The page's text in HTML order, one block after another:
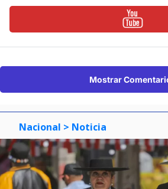
Mostrar
Nacional > Noticia